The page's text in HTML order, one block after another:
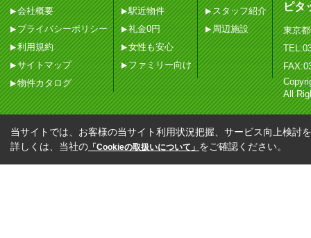
会社概要
プライバシーポリシー
利用規約
サイトマップ
物件カタログ
駅近物件
礼金0円
女性も安心
ファミリー向け
スタッフ紹介
周辺施設
ピタ
東京
All
当サイトでは、お客様の当サイト利用状況把握、サービス向上検討
詳しくは、当社の 「Cookieの取扱いについて」 をご確認ください。